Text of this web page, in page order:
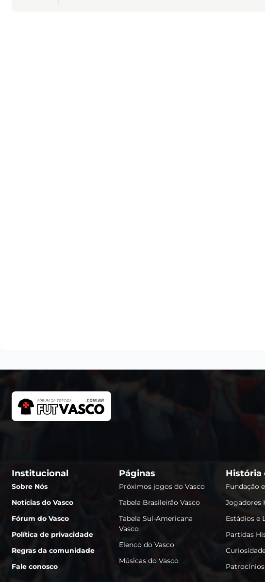
Institucional
Sobre Nós
Notícias do Vasco
Fórum do Vasco
Política de privacidade
Regras da comunidade
Fale conosco
Páginas
Próximos jogos do Vasco
Tabela Brasileirão Vasco
Tabela Sul-Americana
Vasco
Elenco do Vasco
Músicas do Vasco
História
Fundação
Jogadores
Estádios e
Partidas